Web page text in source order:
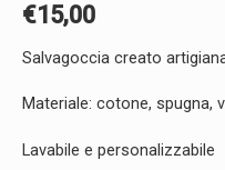
€15,00
Salvagoccia creato
Materiale: cotone, spugna,
Lavabile e personalizzabile